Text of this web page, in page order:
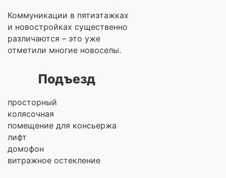
Коммуникации в пятиэтажках
и новостройках существенно
различаются – это уже
отметили многие новоселы.
Подъезд
просторный
колясочная
помещение для консьержа
лифт
домофон
витражное остекление